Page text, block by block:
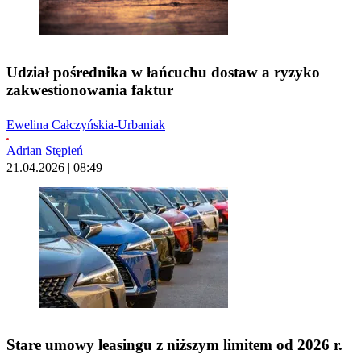
Udział pośrednika w łańcuchu dostaw a ryzyko
zakwestionowania faktur
Ewelina Całczyńskia-Urbaniak
Adrian Stępień
21.04.2026 | 08:49
Stare umowy leasingu z niższym limitem od 2026 r.